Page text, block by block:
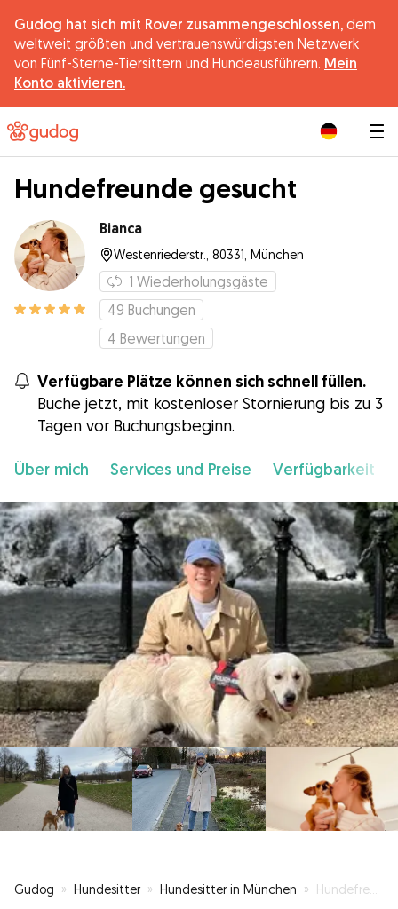
Gudog hat sich mit Rover zusammengeschlossen, dem
weltweit größten und vertrauenswürdigsten Netzwerk
von Fünf-Sterne-Tiersittern und Hundeausführern. Mein
Konto aktivieren.
Hundefreunde gesucht
Bianca
Westenriederstr., 80331, München
1 Wiederholungsgäste
49 Buchungen
4 Bewertungen
Verfügbare Plätze können sich schnell füllen.
Buche jetzt, mit kostenloser Stornierung bis zu 3
Tagen vor Buchungsbeginn.
Über mich Services und Preise Verfügbarkeit
Gudog » Hundesitter » Hundesitter in München » Hundefreunde gesucht